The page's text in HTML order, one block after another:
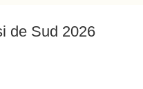
de Sud 2026